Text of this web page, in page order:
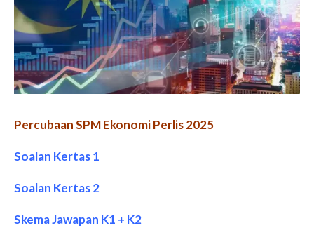
Percubaan SPM Ekonomi Perlis 2025
Soalan Kertas 1
Soalan Kertas 2
Skema Jawapan K1 + K2